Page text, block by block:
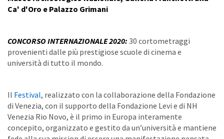
Ca' d'Oro e Palazzo Grimani
CONCORSO INTERNAZIONALE 2020: 30 cortometraggi
provenienti dalle più prestigiose scuole di cinema e
università di tutto il mondo.
Il Festival, realizzato con la collaborazione della Fondazione
di Venezia, con il supporto della Fondazione Levi e di NH
Venezia Rio Novo, è il primo in Europa interamente
concepito, organizzato e gestito da un’università e mantiene